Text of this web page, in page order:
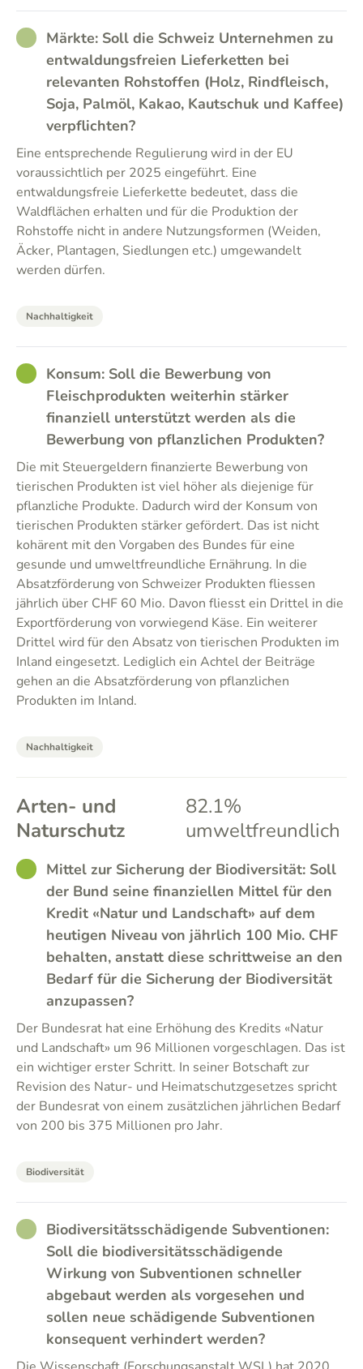
RATHER_GOOD
Märkte: Soll die Schweiz Unternehmen zu
entwaldungsfreien Lieferketten bei
relevanten Rohstoffen (Holz, Rindfleisch,
Soja, Palmöl, Kakao, Kautschuk und Kaffee)
verpflichten?
Eine entsprechende Regulierung wird in der EU
voraussichtlich per 2025 eingeführt. Eine
entwaldungsfreie Lieferkette bedeutet, dass die
Waldflächen erhalten und für die Produktion der
Rohstoffe nicht in andere Nutzungsformen (Weiden,
Äcker, Plantagen, Siedlungen etc.) umgewandelt
werden dürfen.
Nachhaltigkeit
GOODKonsum: Soll die Bewerbung von
Fleischprodukten weiterhin stärker
finanziell unterstützt werden als die
Bewerbung von pflanzlichen Produkten?
Die mit Steuergeldern finanzierte Bewerbung von
tierischen Produkten ist viel höher als diejenige für
pflanzliche Produkte. Dadurch wird der Konsum von
tierischen Produkten stärker gefördert. Das ist nicht
kohärent mit den Vorgaben des Bundes für eine
gesunde und umweltfreundliche Ernährung. In die
Absatzförderung von Schweizer Produkten fliessen
jährlich über CHF 60 Mio. Davon fliesst ein Drittel in die
Exportförderung von vorwiegend Käse. Ein weiterer
Drittel wird für den Absatz von tierischen Produkten im
Inland eingesetzt. Lediglich ein Achtel der Beiträge
gehen an die Absatzförderung von pflanzlichen
Produkten im Inland.
Nachhaltigkeit
Arten- und
Naturschutz
82.1%
umweltfreundlich
GOODMittel zur Sicherung der Biodiversität: Soll
der Bund seine finanziellen Mittel für den
Kredit «Natur und Landschaft» auf dem
heutigen Niveau von jährlich 100 Mio. CHF
behalten, anstatt diese schrittweise an den
Bedarf für die Sicherung der Biodiversität
anzupassen?
Der Bundesrat hat eine Erhöhung des Kredits «Natur
und Landschaft» um 96 Millionen vorgeschlagen. Das ist
ein wichtiger erster Schritt. In seiner Botschaft zur
Revision des Natur- und Heimatschutzgesetzes spricht
der Bundesrat von einem zusätzlichen jährlichen Bedarf
von 200 bis 375 Millionen pro Jahr.
Biodiversität
RATHER_GOOD
Biodiversitätsschädigende Subventionen:
Soll die biodiversitätsschädigende
Wirkung von Subventionen schneller
abgebaut werden als vorgesehen und
sollen neue schädigende Subventionen
konsequent verhindert werden?